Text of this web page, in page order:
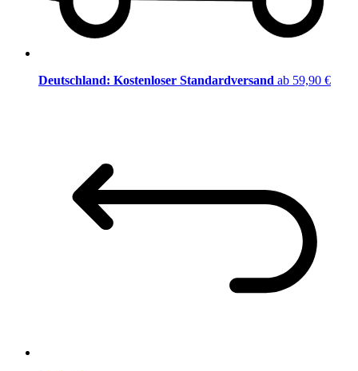
Deutschland: Kostenloser Standardversand ab 59,90 €